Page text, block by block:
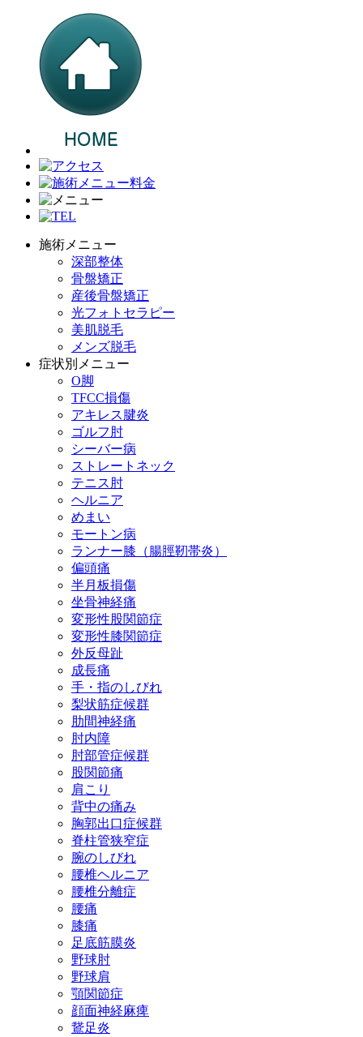
施術メニュー
深部整体
骨盤矯正
産後骨盤矯正
光フォトセラピー
美肌脱毛
メンズ脱毛
症状別メニュー
O脚
TFCC損傷
アキレス腱炎
ゴルフ肘
シーバー病
ストレートネック
テニス肘
ヘルニア
めまい
モートン病
ランナー膝（腸脛靭帯炎）
偏頭痛
半月板損傷
坐骨神経痛
変形性股関節症
変形性膝関節症
外反母趾
成長痛
手・指のしびれ
梨状筋症候群
肋間神経痛
肘内障
肘部管症候群
股関節痛
肩こり
背中の痛み
胸郭出口症候群
脊柱管狭窄症
腕のしびれ
腰椎ヘルニア
腰椎分離症
腰痛
膝痛
足底筋膜炎
野球肘
野球肩
顎関節症
顔面神経麻痺
鵞足炎